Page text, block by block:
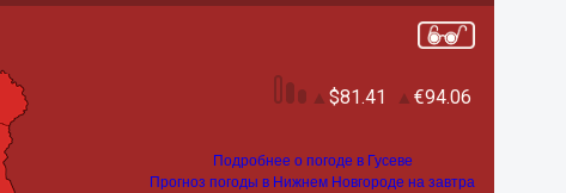
81.41 94.06
Подробнее о погоде в Гусеве
Прогноз погоды в Нижнем Новгороде на завтра